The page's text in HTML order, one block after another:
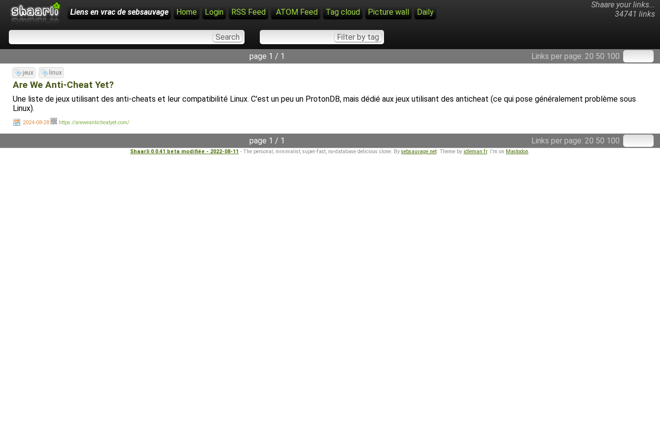
Shaare your links...
34741 links
Liens en vrac de sebsauvage Home Login RSS Feed ATOM Feed Tag cloud Picture wall Daily
Links per page: 20 50 100
page 1 / 1
jeux linux
Are We Anti-Cheat Yet?
Une liste de jeux utilisant des anti-cheats et leur compatibilité Linux. C'est un peu un ProtonDB, mais dédié aux jeux utilisant des anticheat (ce qui pose généralement problème sous
Linux).
2024-08-28 https://areweanticheatyet.com/
Links per page: 20 50 100
page 1 / 1
Shaarli 0.0.41 beta modifiée - 2022-08-11 - The personal, minimalist, super-fast, no-database delicious clone. By sebsauvage.net. Theme by idleman.fr. I'm on Mastodon.